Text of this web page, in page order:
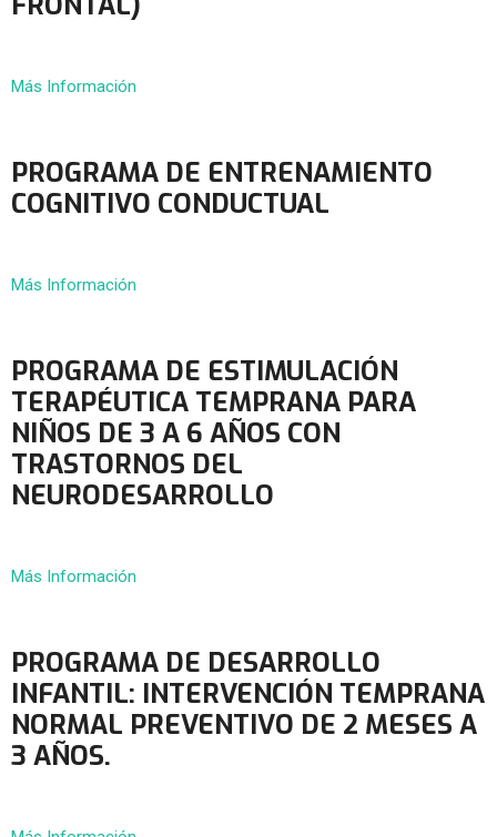
Más Información
PROGRAMA DE ENTRENAMIENTO
COGNITIVO CONDUCTUAL
Más Información
PROGRAMA DE ESTIMULACIÓN
TERAPÉUTICA TEMPRANA PARA
NIÑOS DE 3 A 6 AÑOS CON
TRASTORNOS DEL
NEURODESARROLLO
Más Información
PROGRAMA DE DESARROLLO
INFANTIL: INTERVENCIÓN TEMPRANA
NORMAL PREVENTIVO DE 2 MESES A
3 AÑOS.